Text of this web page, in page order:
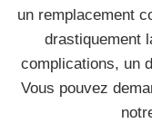
un remplacement
drastiquement
complications, un
Vous pouvez